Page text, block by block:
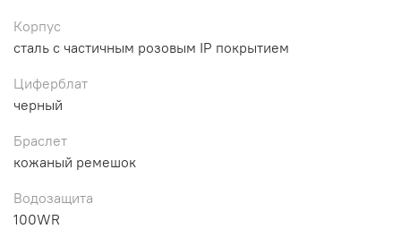
Корпус
сталь с частичным розовым IP покрытием
Циферблат
черный
Браслет
кожаный ремешок
Водозащита
100WR